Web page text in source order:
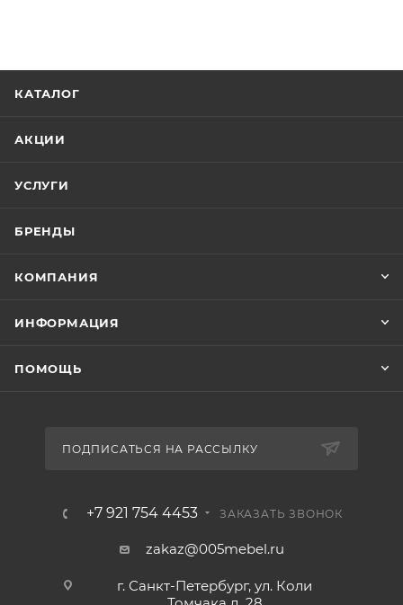
КАТАЛОГ
АКЦИИ
УСЛУГИ
БРЕНДЫ
КОМПАНИЯ
ИНФОРМАЦИЯ
ПОМОЩЬ
ПОДПИСАТЬСЯ НА РАССЫЛКУ
+7 921 754 4453 ЗАКАЗАТЬ ЗВОНОК
zakaz@005mebel.ru
г. Санкт-Петербург, ул. Коли